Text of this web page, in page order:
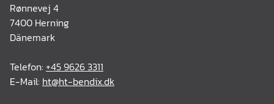
Rønnevej 4
7400 Herning
Dänemark
Telefon: +45 9626 3311
E-Mail: ht@ht-bendix.dk